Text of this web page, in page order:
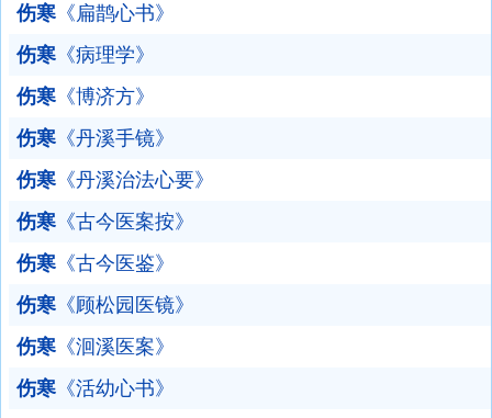
伤寒 《扁鹊心书》
伤寒 《病理学》
伤寒 《博济方》
伤寒 《丹溪手镜》
伤寒 《丹溪治法心要》
伤寒 《古今医案按》
伤寒 《古今医鉴》
伤寒 《顾松园医镜》
伤寒 《洄溪医案》
伤寒 《活幼心书》